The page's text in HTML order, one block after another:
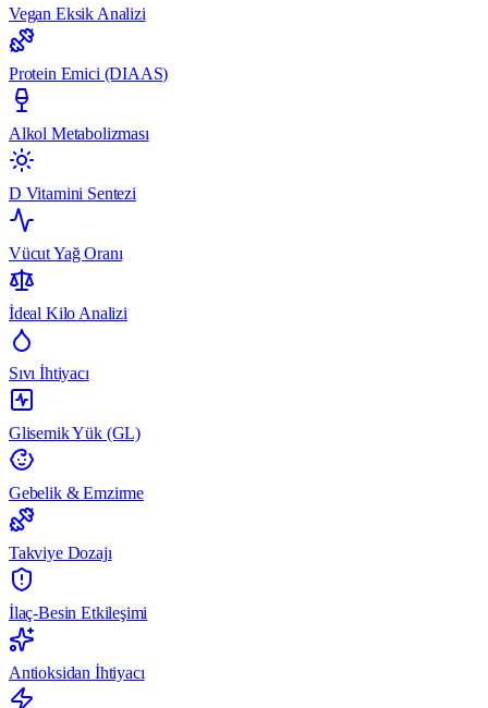
Vegan Eksik Analizi
Protein Emici (DIAAS)
Alkol Metabolizması
D Vitamini Sentezi
Vücut Yağ Oranı
İdeal Kilo Analizi
Sıvı İhtiyacı
Glisemik Yük (GL)
Gebelik & Emzirme
Takviye Dozajı
İlaç-Besin Etkileşimi
Antioksidan İhtiyacı